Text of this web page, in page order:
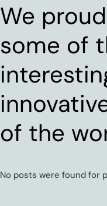
We
some of
of the
No posts were found for